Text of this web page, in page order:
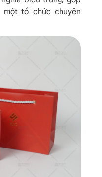
tổ chức chuyên